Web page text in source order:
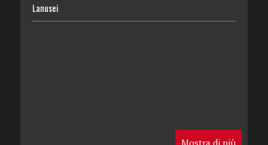
Lanusei
Mostra di più